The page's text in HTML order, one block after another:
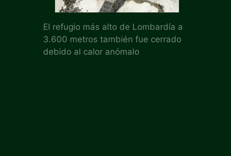
El refugio más alto de Lombardía a
3.600 metros también fue cerrado
debido al calor anómalo